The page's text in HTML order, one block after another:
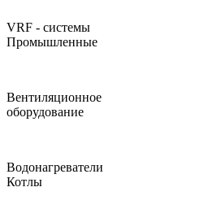
VRF - системы
Промышленные
Вентиляционное
оборудование
Водонагреватели
Котлы